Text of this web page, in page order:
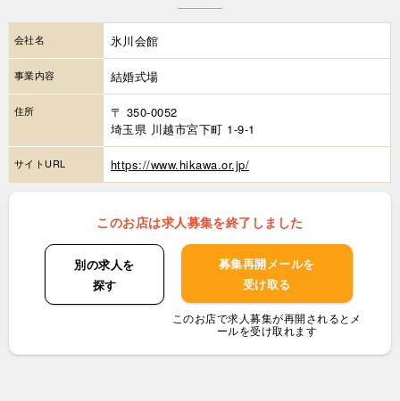
会社名 氷川会館
事業内容 結婚式場
住所
〒 350-0052
埼玉県 川越市宮下町 1-9-1
サイトURL https://www.hikawa.or.jp/
このお店は求人募集を終了しました
別の求人を
探す
募集再開メールを
受け取る
このお店で求人募集が再開されるとメ
ールを受け取れます